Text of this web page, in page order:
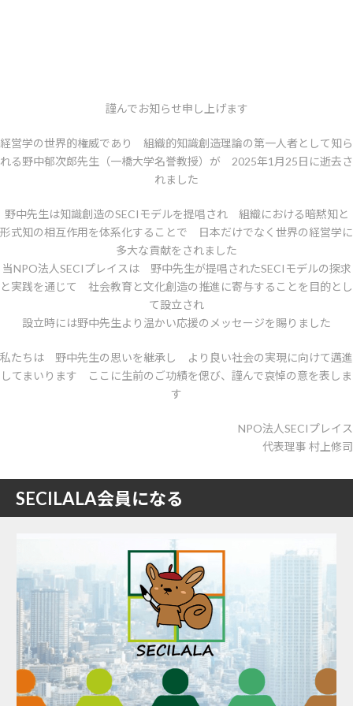
謹んでお知らせ申し上げます
経営学の世界的権威であり 組織的知識創造理論の第一人者として知ら
れる野中郁次郎先生（一橋大学名誉教授）が 2025年1月25日に逝去さ
れました
野中先生は知識創造のSECIモデルを提唱され 組織における暗黙知と
形式知の相互作用を体系化することで 日本だけでなく世界の経営学に
多大な貢献をされました
当NPO法人SECIプレイスは 野中先生が提唱されたSECIモデルの探求
と実践を通じて 社会教育と文化創造の推進に寄与することを目的とし
て設立され
設立時には野中先生より温かい応援のメッセージを賜りました
私たちは 野中先生の思いを継承し より良い社会の実現に向けて邁進
してまいります ここに生前のご功績を偲び、謹んで哀悼の意を表しま
す
NPO法人SECIプレイス
代表理事 村上修司
SECILALA会員になる